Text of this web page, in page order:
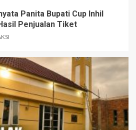
Panita Bupati Cup Inhil
Penjualan Tiket